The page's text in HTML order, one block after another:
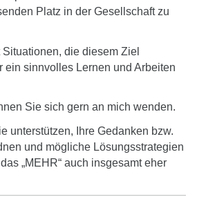
Platz in der Gesellschaft zu
die diesem Ziel
ein sinnvolles Lernen und Arbeiten
Sie sich gern an mich wenden.
unterstützen, Ihre Gedanken bzw.
und mögliche Lösungsstrategien
„MEHR“ auch insgesamt eher